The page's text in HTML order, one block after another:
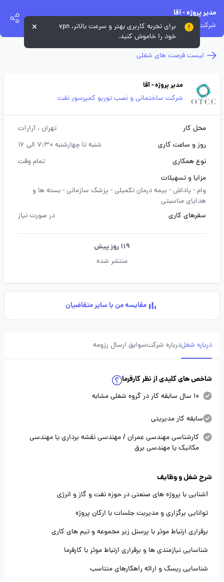
مدیر پروژه - آقا
شرکت ساختمانی و نصب توربو کمپرسور نفت
لیست فرصت های شغلی
مدیر پروژه - آقا
شرکت ساختمانی و نصب توربو کمپرسور نفت
محل کار تهران ، آرارات
روز و ساعت کاری
شنبه تا چهارشنبه 7:30 الی 16
نوع همکاری
تمام وقت
مزایا و تسهیلات
وام -پاداش - بیمه درمان تکمیلی - پزشک سازمانی -بسته ها و
هدایای مناسبتی
سفرهای کاری
در صورت نیاز
119 روز پیش
منتشر شده
مقایسه من با سایر متقاضیان
درباره شغلدرباره شرکتسوابق ارسال رزومه
شاخص های کلیدی از نظر کارفرما
10 سال سابقه کار در گروه شغلی مشابه
سابقه کار مدیریتی
کارشناسی مهندسی عمران / مهندسی نقشه برداری یا مهندسی
مکانیک یا مهندسی برق
شرح شغل و وظایف
آشنایی با پروژه های صنعتی در حوزه نفت و گاز و انرژی
توانایی برگزاری و مدیریت جلسات با ارکان پروژه
برقراری ارتباط موثر با پرسنل زیر مجموعه و تیم های کاری
شناسایی نیازمندی ها و برقراری ارتباط موثر با کارفرما
شناسایی ریسک و ارائه راهکارهای متناسب
برای تجربه کاربری بهتر و سرعت بالاتر، vpn
خود را خاموش کنید.